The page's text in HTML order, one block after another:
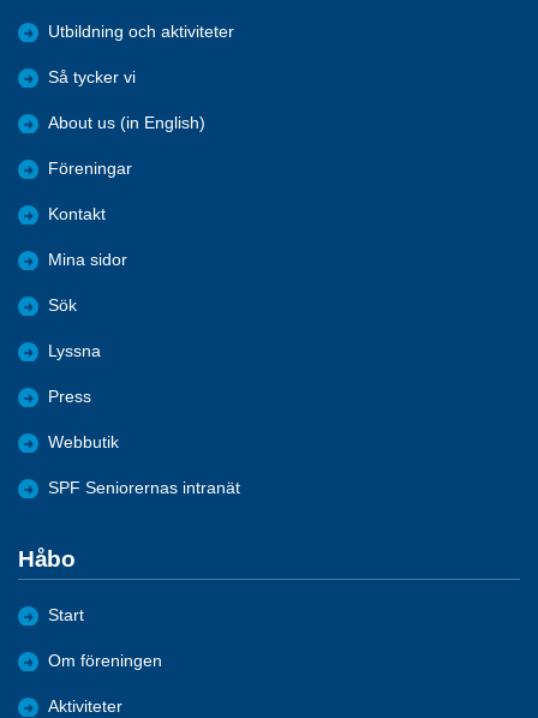
Utbildning och aktiviteter
Så tycker vi
About us (in English)
Föreningar
Kontakt
Mina sidor
Sök
Lyssna
Press
Webbutik
SPF Seniorernas intranät
Håbo
Start
Om föreningen
Aktiviteter